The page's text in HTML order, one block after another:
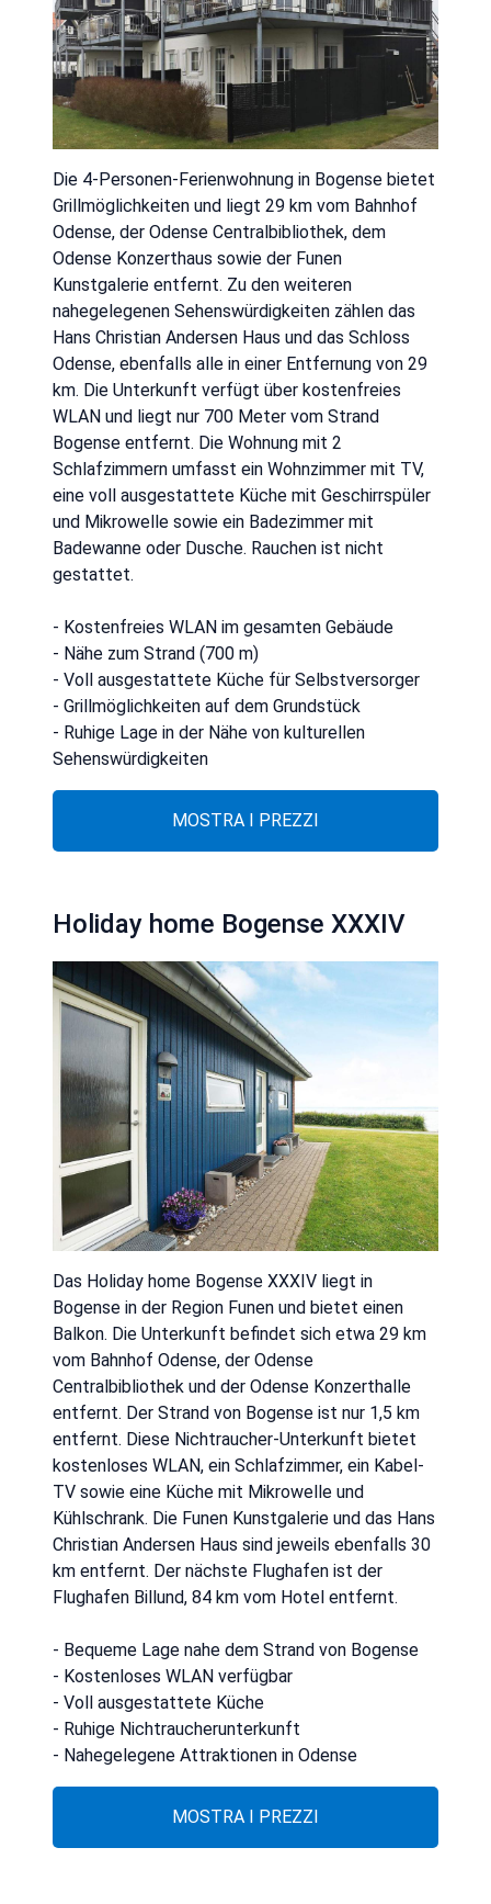
Die 4-Personen-Ferienwohnung in Bogense bietet
Grillmöglichkeiten und liegt 29 km vom Bahnhof
Odense, der Odense Centralbibliothek, dem
Odense Konzerthaus sowie der Funen
Kunstgalerie entfernt. Zu den weiteren
nahegelegenen Sehenswürdigkeiten zählen das
Hans Christian Andersen Haus und das Schloss
Odense, ebenfalls alle in einer Entfernung von 29
km. Die Unterkunft verfügt über kostenfreies
WLAN und liegt nur 700 Meter vom Strand
Bogense entfernt. Die Wohnung mit 2
Schlafzimmern umfasst ein Wohnzimmer mit TV,
eine voll ausgestattete Küche mit Geschirrspüler
und Mikrowelle sowie ein Badezimmer mit
Badewanne oder Dusche. Rauchen ist nicht
gestattet.
- Kostenfreies WLAN im gesamten Gebäude
- Nähe zum Strand (700 m)
- Voll ausgestattete Küche für Selbstversorger
- Grillmöglichkeiten auf dem Grundstück
- Ruhige Lage in der Nähe von kulturellen
Sehenswürdigkeiten
MOSTRA I PREZZI
Holiday home Bogense XXXIV
Das Holiday home Bogense XXXIV liegt in
Bogense in der Region Funen und bietet einen
Balkon. Die Unterkunft befindet sich etwa 29 km
vom Bahnhof Odense, der Odense
Centralbibliothek und der Odense Konzerthalle
entfernt. Der Strand von Bogense ist nur 1,5 km
entfernt. Diese Nichtraucher-Unterkunft bietet
kostenloses WLAN, ein Schlafzimmer, ein Kabel-
TV sowie eine Küche mit Mikrowelle und
Kühlschrank. Die Funen Kunstgalerie und das Hans
Christian Andersen Haus sind jeweils ebenfalls 30
km entfernt. Der nächste Flughafen ist der
Flughafen Billund, 84 km vom Hotel entfernt.
- Bequeme Lage nahe dem Strand von Bogense
- Kostenloses WLAN verfügbar
- Voll ausgestattete Küche
- Ruhige Nichtraucherunterkunft
- Nahegelegene Attraktionen in Odense
MOSTRA I PREZZI